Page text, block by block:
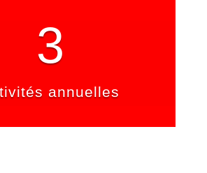
3
annuelles